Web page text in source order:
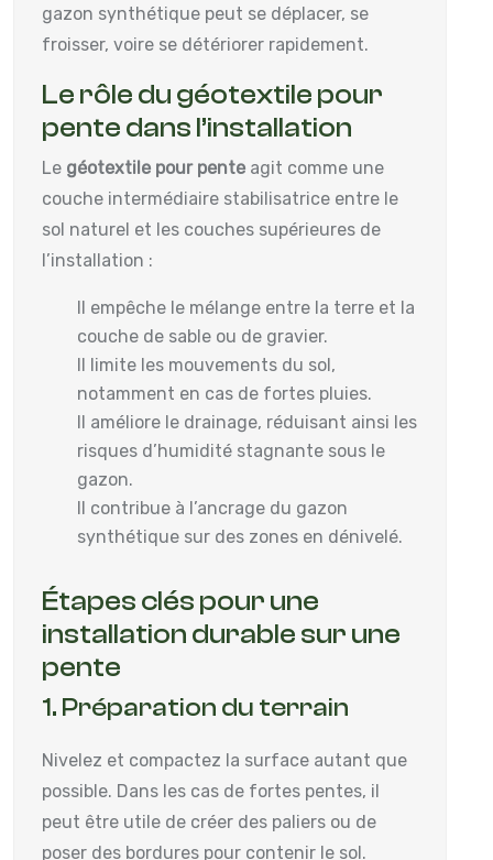
gazon synthétique peut se déplacer, se
froisser, voire se détériorer rapidement.
Le rôle du géotextile pour
pente dans l’installation
Le géotextile pour pente agit comme une
couche intermédiaire stabilisatrice entre le
sol naturel et les couches supérieures de
l’installation :
Il empêche le mélange entre la terre et la
couche de sable ou de gravier.
Il limite les mouvements du sol,
notamment en cas de fortes pluies.
Il améliore le drainage, réduisant ainsi les
risques d’humidité stagnante sous le
gazon.
Il contribue à l’ancrage du gazon
synthétique sur des zones en dénivelé.
Étapes clés pour une
installation durable sur une
pente
1. Préparation du terrain
Nivelez et compactez la surface autant que
possible. Dans les cas de fortes pentes, il
peut être utile de créer des paliers ou de
poser des bordures pour contenir le sol.